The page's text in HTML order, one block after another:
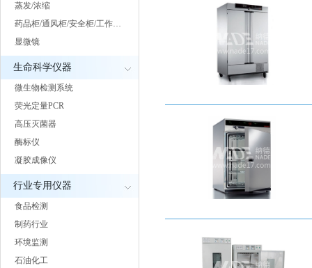
蒸发/浓缩
药品柜/通风柜/安全柜/工作…
显微镜
生命科学仪器
微生物检测系统
荧光定量PCR
高压灭菌器
酶标仪
凝胶成像仪
行业专用仪器
食品检测
制药行业
环境监测
石油化工